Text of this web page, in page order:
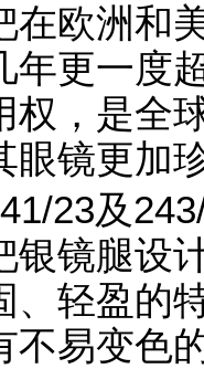
在欧洲和
年更一度
权，是全
眼镜更加
23及243/
银镜腿设
、轻盈的
不易变色